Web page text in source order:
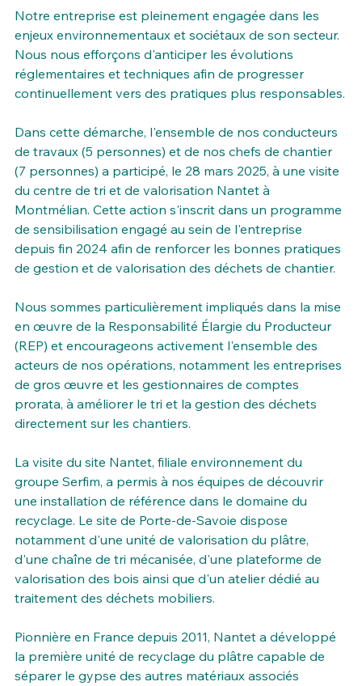
Notre entreprise est pleinement engagée dans les
enjeux environnementaux et sociétaux de son secteur.
Nous nous efforçons d'anticiper les évolutions
réglementaires et techniques afin de progresser
continuellement vers des pratiques plus responsables.
Dans cette démarche, l'ensemble de nos conducteurs
de travaux (5 personnes) et de nos chefs de chantier
(7 personnes) a participé, le 28 mars 2025, à une visite
du centre de tri et de valorisation Nantet à
Montmélian. Cette action s'inscrit dans un programme
de sensibilisation engagé au sein de l'entreprise
depuis fin 2024 afin de renforcer les bonnes pratiques
de gestion et de valorisation des déchets de chantier.
Nous sommes particulièrement impliqués dans la mise
en œuvre de la Responsabilité Élargie du Producteur
(REP) et encourageons activement l'ensemble des
acteurs de nos opérations, notamment les entreprises
de gros œuvre et les gestionnaires de comptes
prorata, à améliorer le tri et la gestion des déchets
directement sur les chantiers.
La visite du site Nantet, filiale environnement du
groupe Serfim, a permis à nos équipes de découvrir
une installation de référence dans le domaine du
recyclage. Le site de Porte-de-Savoie dispose
notamment d'une unité de valorisation du plâtre,
d'une chaîne de tri mécanisée, d'une plateforme de
valorisation des bois ainsi que d'un atelier dédié au
traitement des déchets mobiliers.
Pionnière en France depuis 2011, Nantet a développé
la première unité de recyclage du plâtre capable de
séparer le gypse des autres matériaux associés